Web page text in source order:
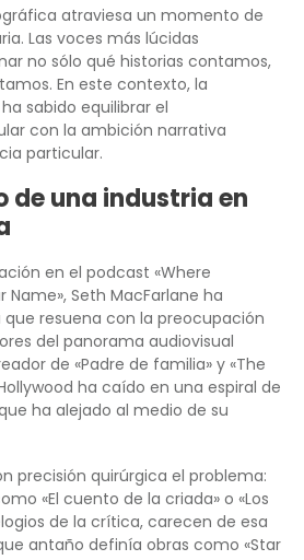
atraviesa un momento de
Las voces más lúcidas
no sólo qué historias contamos,
En este contexto, la
sabido equilibrar el
con la ambición narrativa
particular.
de una industria en
en el podcast «Where
Name», Seth MacFarlane ha
resuena con la preocupación
del panorama audiovisual
de «Padre de familia» y «The
ha caído en una espiral de
ha alejado al medio de su
precisión quirúrgica el problema:
«El cuento de la criada» o «Los
de la crítica, carecen de esa
antaño definía obras como «Star